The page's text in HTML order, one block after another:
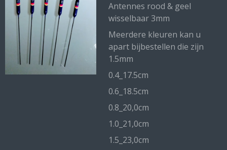
Antennes rood & geel
wisselbaar 3mm
Meerdere kleuren kan u
apart bijbestellen die zijn
1.5mm
0.4_17.5cm
0.6_18.5cm
0.8_20,0cm
1.0_21,0cm
1.5_23,0cm